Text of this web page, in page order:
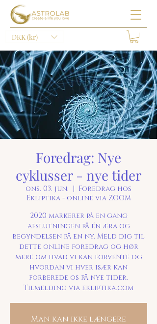
DKK (kr)
Foredrag: Nye
cyklusser - nye tider
ons. 03. jun.
  |
Foredrag hos
Ekliptika - online via ZOOM
2020 markerer på en gang
afslutningen på én æra og
begyndelsen på en ny. Meld dig til
dette online foredrag og hør
mere om hvad vi kan forvente og
hvordan vi hver især kan
forberede os på nye tider.
Tilmelding via ekliptika.com
Man kan ikke længere